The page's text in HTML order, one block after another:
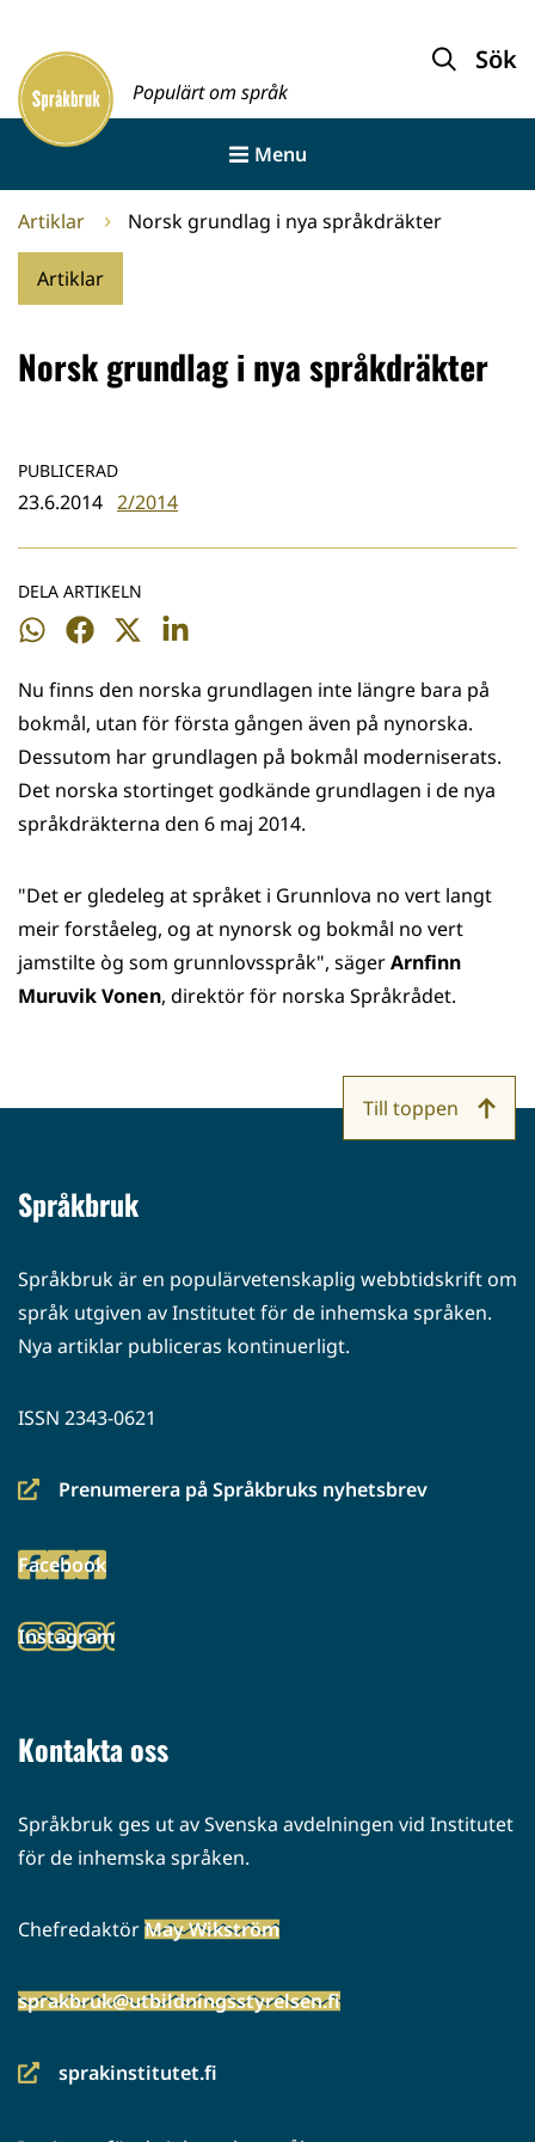
innehållet
Framsida
Populärt om språk
Sök
Menu
Artiklar Norsk grundlag i nya språkdräkter
Artiklar
Norsk grundlag i nya språkdräkter
PUBLICERAD
23.6.2014 2/2014
DELA ARTIKELN
Dela
WhatsApp
Dela
Facebook
Dela
Twitter
Dela
LinkedIn
Nu finns den norska grundlagen inte längre bara på
bokmål, utan för första gången även på nynorska.
Dessutom har grundlagen på bokmål moderniserats.
Det norska stortinget godkände grundlagen i de nya
språkdräkterna den 6 maj 2014.
"Det er gledeleg at språket i Grunnlova no vert langt
meir forståeleg, og at nynorsk og bokmål no vert
jamstilte òg som grunnlovsspråk", sägerArnfinn
Muruvik Vonen, direktör för norska Språkrådet.
Språkbruk
Språkbruk är en populärvetenskaplig webbtidskrift om
språk utgiven av Institutet för de inhemska språken.
Nya artiklar publiceras kontinuerligt.
ISSN 2343-0621
Prenumerera på Språkbruks nyhetsbrev
(siirryt
palveluun)
Facebook
(siirryt
palveluun)
Instagram
(siirryt
Kontakta oss
Språkbruk ges ut av Svenska avdelningen vid Institutet
för de inhemska språken.
ChefredaktörMay Wikström
sprakbruk@utbildningsstyrelsen.fi
sprakinstitutet.fi
(siirryt
Till toppen